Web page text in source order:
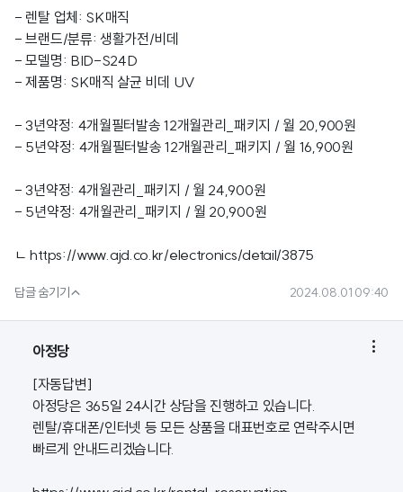
- 렌탈 업체: SK매직
- 브랜드/분류: 생활가전/비데
- 모델명: BID-S24D
- 제품명: SK매직 살균 비데 UV
- 3년약정: 4개월필터발송 12개월관리_패키지 / 월 20,900원
- 5년약정: 4개월필터발송 12개월관리_패키지 / 월 16,900원
- 3년약정: 4개월관리_패키지 / 월 24,900원
- 5년약정: 4개월관리_패키지 / 월 20,900원
ㄴhttps://www.ajd.co.kr/electronics/detail/3875
답글 숨기기 2024.08.01 09:40
아정당 
[자동답변]
아정당은 365일 24시간 상담을 진행하고 있습니다.
렌탈/휴대폰/인터넷 등 모든 상품을 대표번호로 연락주시면
빠르게 안내드리겠습니다.